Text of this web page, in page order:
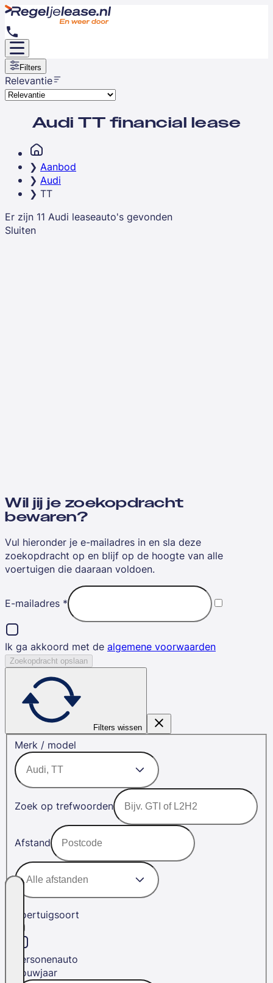
Filters
Relevantie
Audi TT financial lease
Aanbod
Audi
TT
Er zijn 11 Audi leaseauto's gevonden
Sluiten
Wil jij je zoekopdracht
bewaren?
Vul hieronder je e-mailadres in en sla deze
zoekopdracht op en blijf op de hoogte van alle
voertuigen die daaraan voldoen.
E-mailadres *
Ik ga akkoord met de algemene voorwaarden
Zoekopdracht opslaan
Filters wissen
Merk / model
Zoek op trefwoorden
Afstand
Voertuigsoort
Personenauto
Bouwjaar